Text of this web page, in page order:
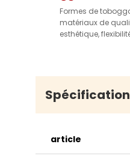
Formes de
matériaux de
esthétique,
article